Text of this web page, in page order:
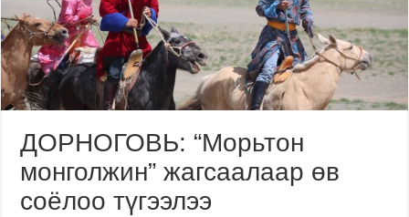
ДОРНОГОВЬ: “Морьтон
монголжин” жагсаалаар өв
соёлоо түгээлээ